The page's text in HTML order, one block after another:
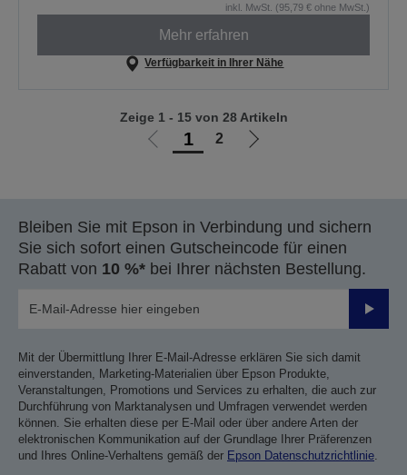
inkl. MwSt. (95,79 € ohne MwSt.)
Mehr erfahren
Verfügbarkeit in Ihrer Nähe
Zur
1 2
Zur
Zeige 1 - 15 von 28 Artikeln
Bleiben Sie mit Epson in Verbindung und sichern
Sie sich sofort einen Gutscheincode für einen
Rabatt von 10 %* bei Ihrer nächsten Bestellung.
Mit der Übermittlung Ihrer E-Mail-Adresse erklären Sie sich damit
einverstanden, Marketing-Materialien über Epson Produkte,
Veranstaltungen, Promotions und Services zu erhalten, die auch zur
Durchführung von Marktanalysen und Umfragen verwendet werden
können. Sie erhalten diese per E-Mail oder über andere Arten der
elektronischen Kommunikation auf der Grundlage Ihrer Präferenzen
und Ihres Online-Verhaltens gemäß der Epson Datenschutzrichtlinie.